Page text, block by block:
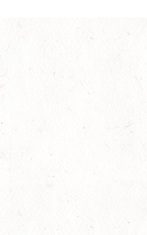
Slider